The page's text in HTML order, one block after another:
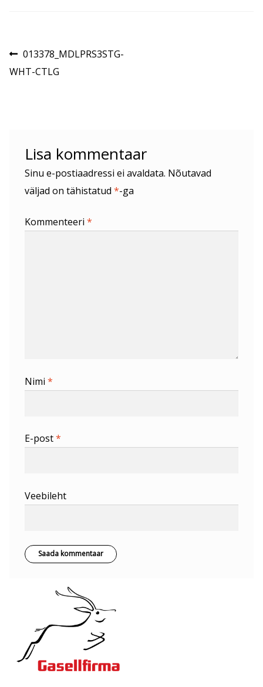
Navigeerimine
Eelmine
postitus:
013378_MDLPRS3STG-
WHT-CTLG
Lisa kommentaar
Sinu e-postiaadressi ei avaldata. Nõutavad
väljad on tähistatud *-ga
Kommenteeri *
Nimi *
E-post*
Veebileht